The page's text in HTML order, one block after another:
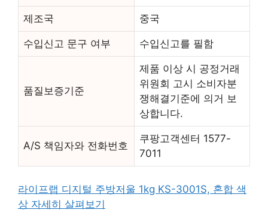
제조국 중국
수입신고 문구 여부 수입신고를 필함
품질보증기준
제품 이상 시 공정거래
위원회 고시 소비자분
쟁해결기준에 의거 보
상합니다.
A/S 책임자와 전화번호
쿠팡고객센터 1577-
7011
라이프랩 디지털 주방저울 1kg KS-3001S, 혼합 색
상 자세히 살펴보기